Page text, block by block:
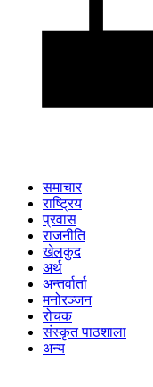
समाचार
राष्ट्रिय
प्रवास
राजनीति
खेलकुद
अर्थ
अन्तर्वार्ता
मनोरञ्जन
रोचक
संस्कृत पाठशाला
अन्य